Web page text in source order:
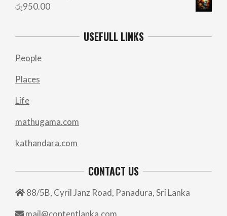
රු950.00
USEFULL LINKS
People
Places
Life
mathugama.com
kathandara.com
CONTACT US
88/5B, Cyril Janz Road, Panadura, Sri Lanka
mail@contentlanka.com